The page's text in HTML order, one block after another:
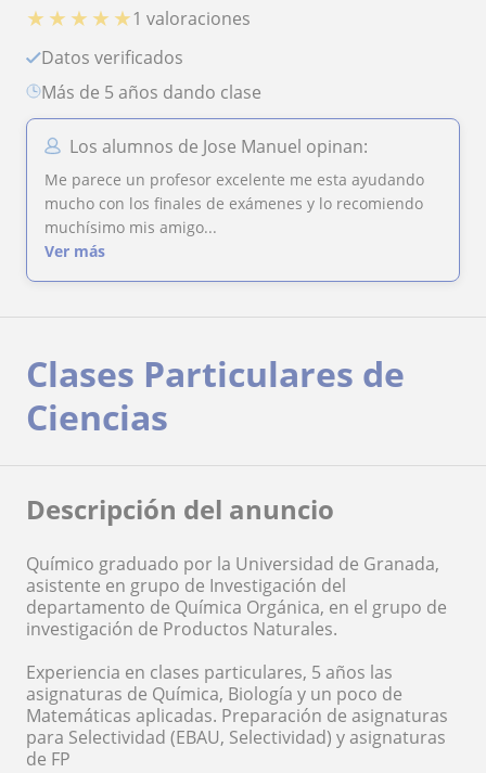
★ ★ ★ ★ ★1 valoraciones
Datos verificados
más de 5 años dando clase
Los alumnos de Jose Manuel opinan:
Me parece un profesor excelente me esta ayudando
mucho con los finales de exámenes y lo recomiendo
muchísimo mis amigo...
Ver más
Clases Particulares de
Ciencias
Descripción del anuncio
Químico graduado por la Universidad de Granada,
asistente en grupo de Investigación del
departamento de Química Orgánica, en el grupo de
investigación de Productos Naturales.
Experiencia en clases particulares, 5 años las
asignaturas de Química, Biología y un poco de
Matemáticas aplicadas. Preparación de asignaturas
para Selectividad (EBAU, Selectividad) y asignaturas
de FP